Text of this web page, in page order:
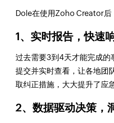
Dole在使用Zoho Creator后
1、实时报告，快速
过去需要3到4天才能完成的
提交并实时查看，让各地团
取纠正措施，大大提升了应
2、数据驱动决策，